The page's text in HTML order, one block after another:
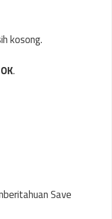
kosong.
OK.
Save